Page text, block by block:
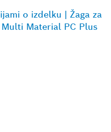
o izdelku | Žaga za
Material PC Plus